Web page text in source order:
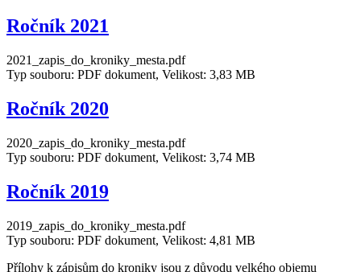
Ročník 2021
2021_zapis_do_kroniky_mesta.pdf
Typ souboru: PDF dokument, Velikost: 3,83 MB
Ročník 2020
2020_zapis_do_kroniky_mesta.pdf
Typ souboru: PDF dokument, Velikost: 3,74 MB
Ročník 2019
2019_zapis_do_kroniky_mesta.pdf
Typ souboru: PDF dokument, Velikost: 4,81 MB
Přílohy k zápisům do kroniky jsou z důvodu velkého objemu